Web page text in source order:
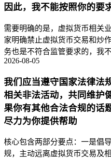
因此，我不能按照你的要
需要明确的是，虚拟货币相关
家明确禁止虚拟货币交易和炒
务也是不符合监管要求的，我
2026-08-05
我们应当遵守国家法律法
相关非法活动，共同维护
果你有其他合法合规的话
尽力为你提供帮助
核心包含两部分要点：一是倡
规，主动远离虚拟货币交易及